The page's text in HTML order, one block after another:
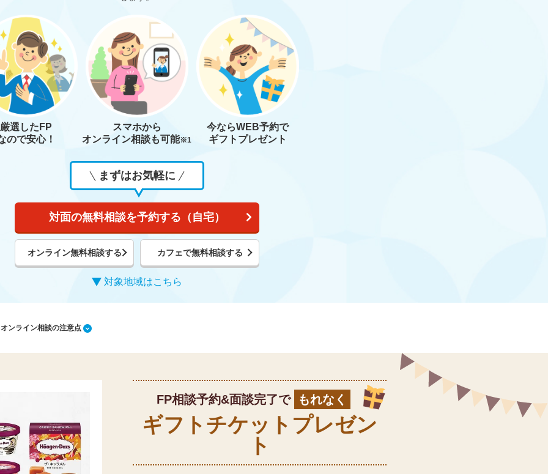
厳選したFP
ので安心！
スマホから
オンライン相談も可能※1
今ならWEB予約で
ギフトプレゼント
まずはお気軽に
対面の無料相談を予約する（自宅）
オンライン無料相談する カフェで無料相談する
対象地域はこちら
ンライン相談の注意点
FP相談予約&面談完了で もれなく
ギフトチケット プレゼン
ト